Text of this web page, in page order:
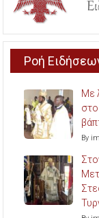
Ροή
Με
By